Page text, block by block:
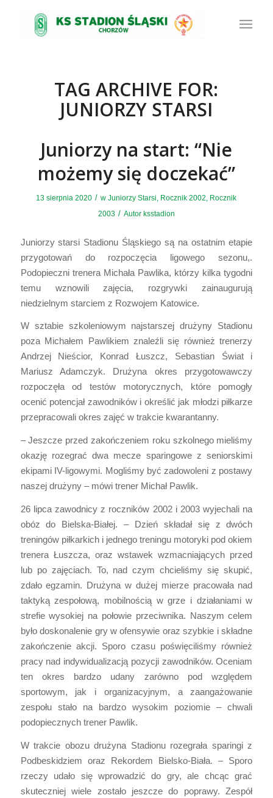
TAG ARCHIVE FOR:
JUNIORZY STARSI
Juniorzy na start: “Nie
możemy się doczekać”
13 sierpnia 2020 / wJuniorzy Starsi, Rocznik 2002, Rocznik
2003 / Autor ksstadion
Juniorzy starsi Stadionu Śląskiego są na ostatnim etapie
przygotowań do rozpoczęcia ligowego sezonu,.
Podopieczni trenera Michała Pawlika, którzy kilka tygodni
temu wznowili zajęcia, rozgrywki zainaugurują
niedzielnym starciem z Rozwojem Katowice.
W sztabie szkoleniowym najstarszej drużyny Stadionu
poza Michałem Pawlikiem znaleźli się również trenerzy
Andrzej Nieścior, Konrad Łuszcz, Sebastian Świat i
Mariusz Adamczyk. Drużyna okres przygotowawczy
rozpoczęła od testów motorycznych, które pomogły
ocenić potencjał zawodników i określić jak młodzi piłkarze
przepracowali okres zajęć w trakcie kwarantanny.
– Jeszcze przed zakończeniem roku szkolnego mieliśmy
okazję rozegrać dwa mecze sparingowe z seniorskimi
ekipami IV-ligowymi. Mogliśmy być zadowoleni z postawy
naszej drużyny – mówi trener Michał Pawlik.
26 lipca zawodnicy z roczników 2002 i 2003 wyjechali na
obóz do Bielska-Białej. – Dzień składał się z dwóch
treningów piłkarkich i jednego treningu motoryki pod okiem
trenera Łuszcza, oraz wstawek wzmacniających przed
lub po zajęciach. To, nad czym chcieliśmy się skupić,
zdało egzamin. Drużyna w dużej mierze pracowała nad
taktyką zespołową, mobilnością w grze i działaniami w
strefie wysokiej na połowie przeciwnika. Naszym celem
było doskonalenie gry w ofensywie oraz szybkie i składne
zakończenie akcji. Sporo czasu poświęciliśmy również
pracy nad indywidualizacją pozycji zawodników. Oceniam
ten okres bardzo udany zarówno pod względem
sportowym, jak i organizacyjnym, a zaangażowanie
zespołu stało na bardzo wysokim poziomie – chwali
podopiecznych trener Pawlik.
W trakcie obozu drużyna Stadionu rozegrała sparingi z
Podbeskidziem oraz Rekordem Bielsko-Biała. – Sporo
rzeczy udało się wprowadzić do gry, ale chcąc grać
skuteczniej wiele zostało jeszcze do poprawy. Zespół